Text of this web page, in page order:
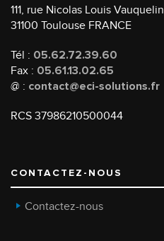
111, rue Nicolas Louis Vauquelin
31100 Toulouse FRANCE
Tél : 05.62.72.39.60
Fax : 05.61.13.02.65
@ : contact@eci-solutions.fr
RCS 37986210500044
CONTACTEZ-NOUS
Contactez-nous